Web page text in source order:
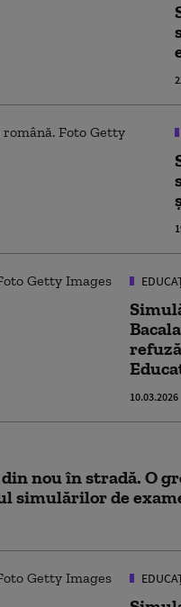
10.03.2026
nou în stradă. O
simulărilor de